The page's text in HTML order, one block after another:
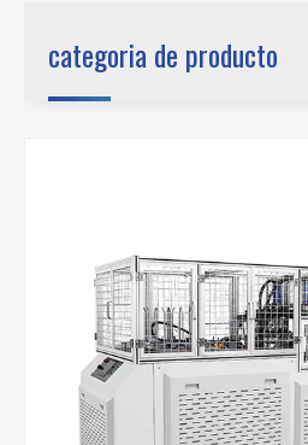
categoria de producto